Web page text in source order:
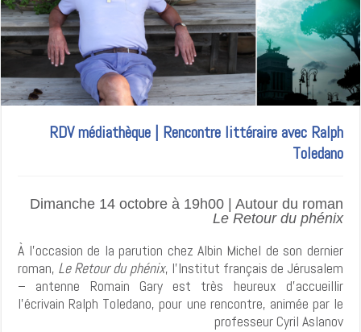
RDV médiathèque | Rencontre littéraire avec Ralph
Toledano
Dimanche 14 octobre à 19h00 | Autour du roman
Le Retour du phénix
À l'occasion de la parution chez Albin Michel de son dernier
roman, Le Retour du phénix, l'Institut français de Jérusalem
– antenne Romain Gary est très heureux d'accueillir
l'écrivain Ralph Toledano, pour une rencontre, animée par le
professeur Cyril Aslanov